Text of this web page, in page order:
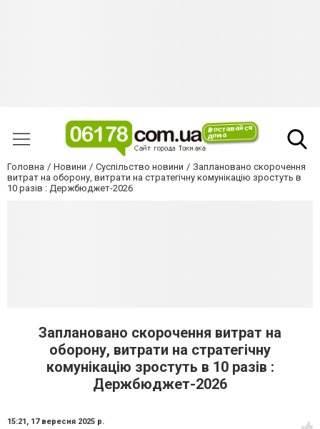
Головна Новини Суспільство новини
Заплановано скорочення
витрат на оборону, витрати на стратегічну комунікацію зростуть в
10 разів : Держбюджет-2026
Заплановано скорочення витрат на
оборону, витрати на стратегічну
комунікацію зростуть в 10 разів :
Держбюджет-2026
15:21, 17 вересня 2025 р.